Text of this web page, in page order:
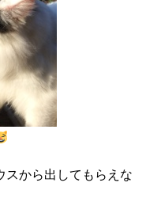
スから出してもらえな